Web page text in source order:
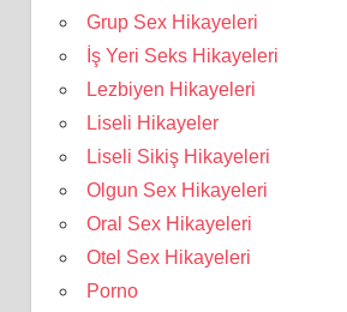
Grup Sex Hikayeleri
İş Yeri Seks Hikayeleri
Lezbiyen Hikayeleri
Liseli Hikayeler
Liseli Sikiş Hikayeleri
Olgun Sex Hikayeleri
Oral Sex Hikayeleri
Otel Sex Hikayeleri
Porno